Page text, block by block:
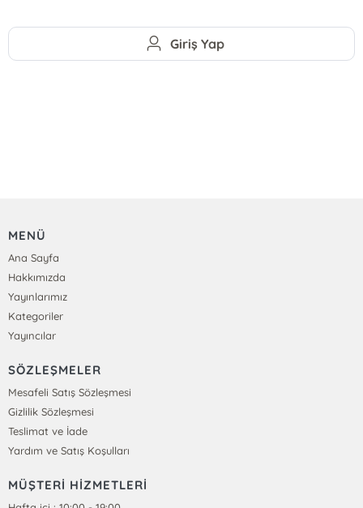
Giriş Yap
MENÜ
Ana Sayfa
Hakkımızda
Yayınlarımız
Kategoriler
Yayıncılar
SÖZLEŞMELER
Mesafeli Satış Sözleşmesi
Gizlilik Sözleşmesi
Teslimat ve İade
Yardım ve Satış Koşulları
MÜŞTERİ HİZMETLERİ